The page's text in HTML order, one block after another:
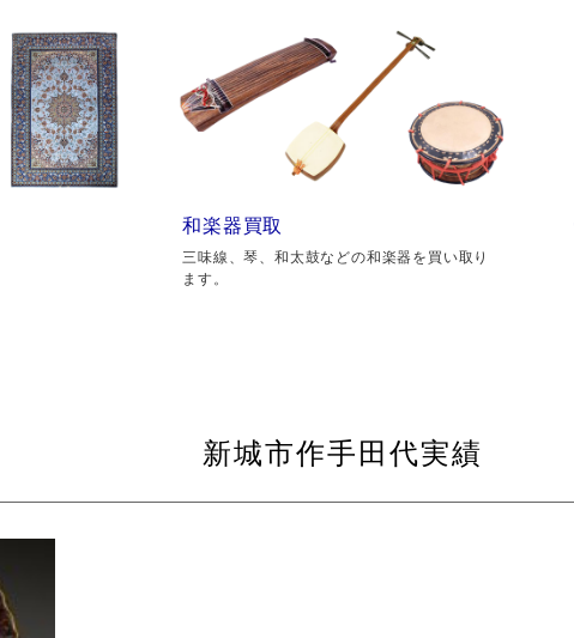
和楽器買取
三味線、琴、和太鼓などの和楽器を買い取り
ます。
新城市作手田代実績